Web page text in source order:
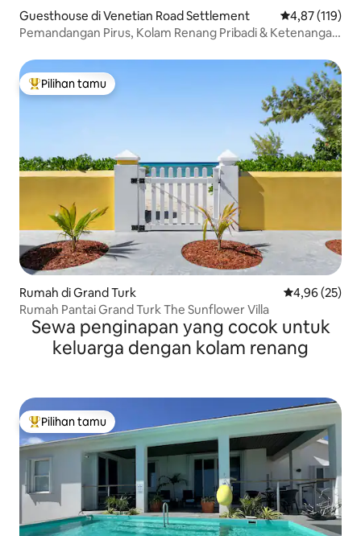
Guesthouse di Venetian Road Settlement Nilai rata-rata
4,87 (119)
Pemandangan Pirus, Kolam Renang Pribadi & Ketenangan
Pilihan tamu terpopuler
Pilihan tamu
Rumah di Grand Turk Nilai rata-rata
4,96 (25)
Rumah Pantai Grand Turk The Sunflower Villa
Sewa penginapan yang cocok untuk
keluarga dengan kolam renang
Pilihan tamu terpopuler
Pilihan tamu